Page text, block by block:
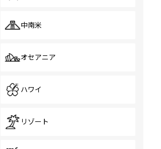
中南米
オセアニア
ハワイ
リゾート